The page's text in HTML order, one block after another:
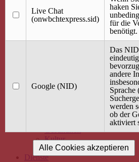
Terminkalender
Gemeinsam aktiv
Gemeinsam unterwegs
wirFAIRändern
Angebot / Kurs suchen
Babybauch & Elternschaft
Gesundheit
Kultur
Alle Kurse
Dienste
Live Chat
(onwbchtexpress.sid)
haken
für die
benötigt.
Google (NID)
Das
andere
werden
ob der
aktiviert
Alle Cookies akzeptieren